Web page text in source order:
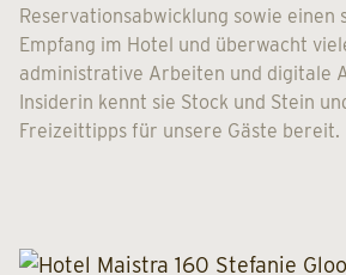
Reservationsabwicklung sowie einen
Empfang im Hotel und überwacht
administrative Arbeiten und digitale
Insiderin kennt sie Stock und Stein
Freizeittipps für unsere Gäste bereit.